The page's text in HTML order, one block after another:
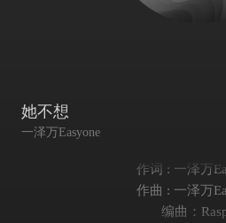
她不想
一泽万Easyone
作词 : 一泽万
作曲 : 一泽万
编曲：